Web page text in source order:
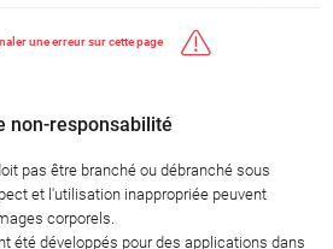
une erreur sur cette page
non-responsabilité
pas être branché ou débranché sous
et l'utilisation inappropriée peuvent
corporels.
été développés pour des applications dans